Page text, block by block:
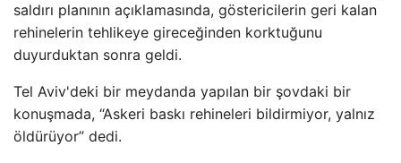
saldırı planının açıklamasında, göstericilerin geri kalan
rehinelerin tehlikeye gireceğinden korktuğunu
duyurduktan sonra geldi.
Tel Aviv'deki bir meydanda yapılan bir şovdaki bir
konuşmada, “Askeri baskı rehineleri bildirmiyor, yalnız
öldürüyor” dedi.